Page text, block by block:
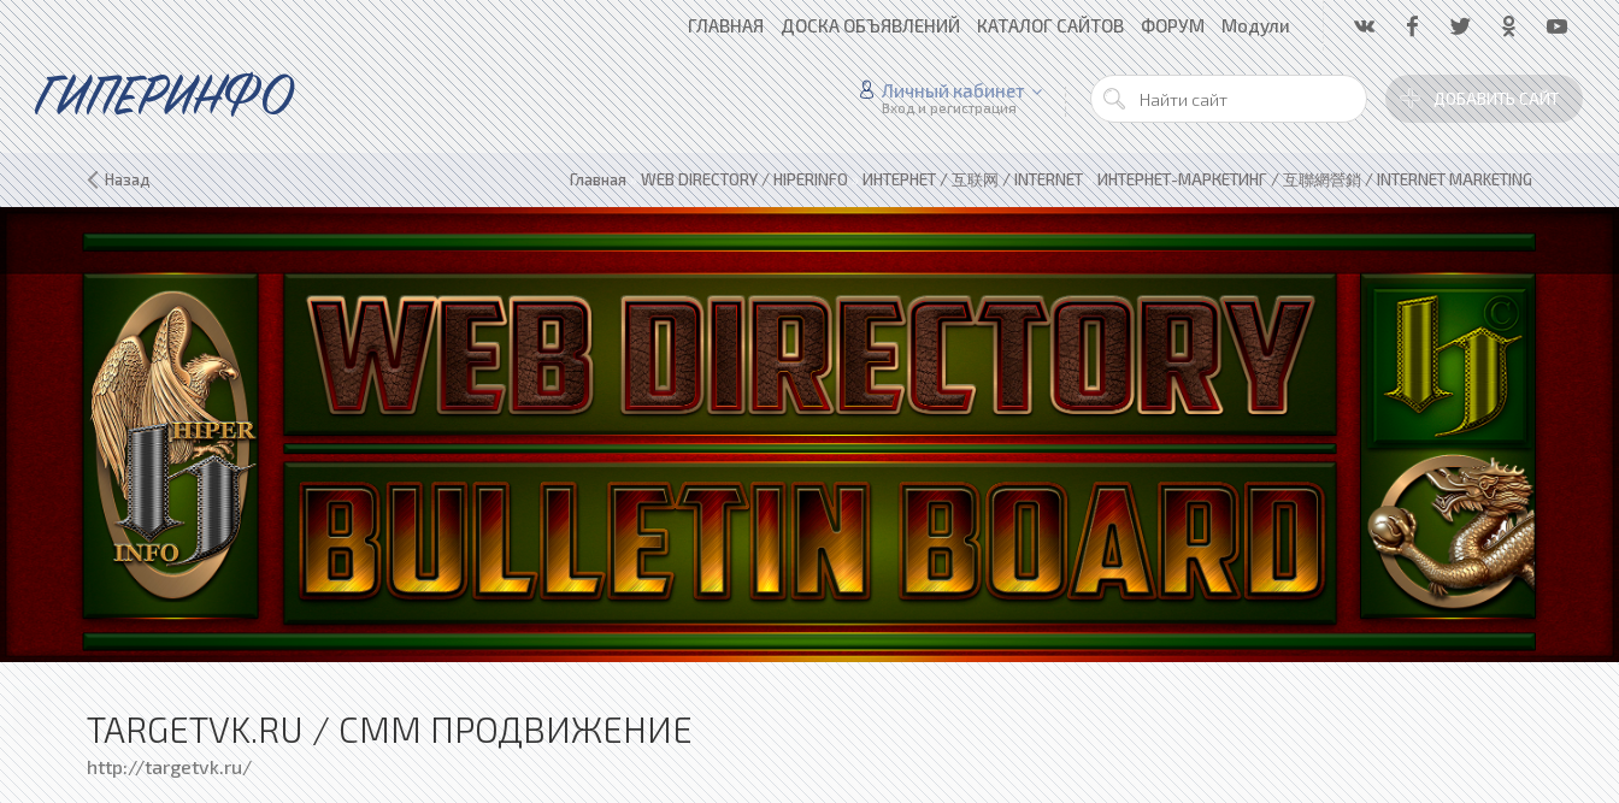
ГЛАВНАЯ ДОСКА ОБЪЯВЛЕНИЙ КАТАЛОГ САЙТОВ ФОРУМ Модули
ГИПЕРИНФО ДОБАВИТЬ САЙТ
Личный кабинет
Вход и регистрация
Назад Главная»WEB DIRECTORY / HIPERINFO»ИНТЕРНЕТ / 互联网 / INTERNET»ИНТЕРНЕТ-МАРКЕТИНГ / 互聯網營銷 / INTERNET MARKETING
TARGETVK.RU / СММ ПРОДВИЖЕНИЕ
http://targetvk.ru/